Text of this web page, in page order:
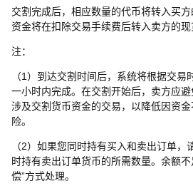
交割完成后，相应数量的代币将转入买
资金将在扣除交易手续费后转入卖方的现
注：
（1）到达交割时间后，系统将根据交
一小时内完成。在交割开始后，卖方应
涉及交割货币资金的交易，以降低因资
险。
（2）如果您同时持有买入和卖出订单，
时持有卖出订单货币的所需数量。余额
偿”方式处理。